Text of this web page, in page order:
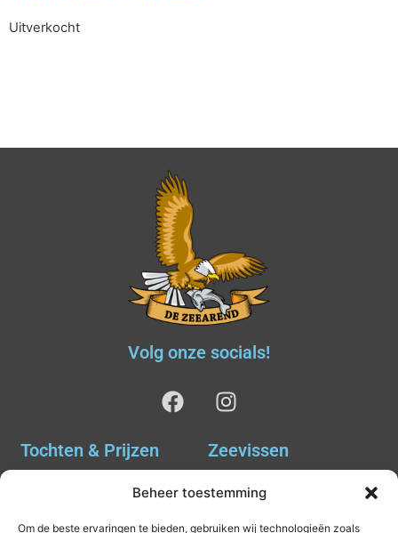
Beheer toestemming
Om de beste ervaringen te bieden, gebruiken wij technologieën zoals
Uitverkocht
Volg onze socials!
Tochten & Prijzen Zeevissen
Tochten & Prijzen